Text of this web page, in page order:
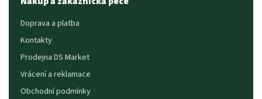
Doprava a platba
Kontakty
Prodejna DS Market
Vrácení a reklamace
Obchodní podmínky